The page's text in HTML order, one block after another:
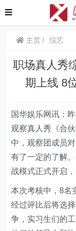
主页 综艺
职场真人秀
期上线 8
国华娱乐网讯：
观察真人秀《合
中，观察团成员
有了一定的了解
战模式正式开启
本次考核中，8名
经过评比后将选
争，实习生们的